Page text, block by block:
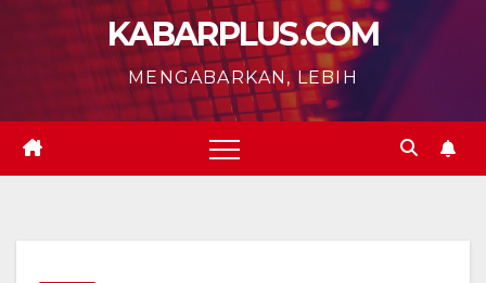
KABARPLUS.COM
MENGABARKAN, LEBIH